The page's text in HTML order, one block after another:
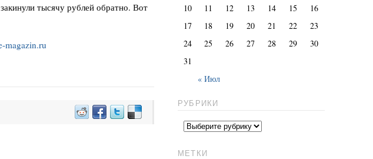
тысячу рублей обратно. Вот
magazin.ru
« Июл
10
11 12 13 14 15
16
17
18 19 20 21 22
23
24
25 26 27 28 29
30
31
РУБРИКИ
МЕТКИ